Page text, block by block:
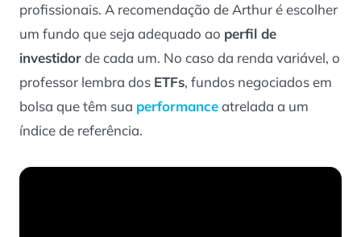
profissionais. A recomendação de Arthur é escolher
um fundo que seja adequado ao perfil de
investidorde cada um. No caso da renda variável, o
professor lembra dos ETFs, fundos negociados em
bolsa que têm sua performanceatrelada a um
índice de referência.